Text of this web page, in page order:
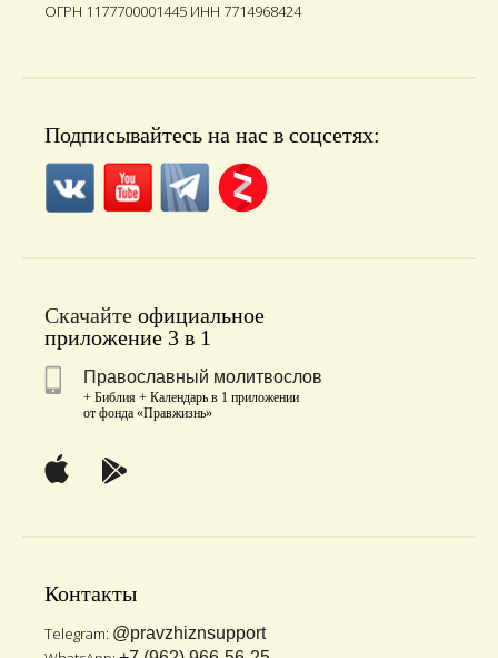
ОГРН 1177700001445 ИНН 7714968424
Подписывайтесь на нас в соцсетях:
Скачайте официальное
приложение 3 в 1
Православный молитвослов
+ Библия + Календарь в 1 приложении
от фонда «Правжизнь»
Контакты
Telegram: @pravzhiznsupport